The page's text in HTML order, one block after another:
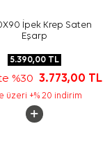
İpek Krep Saten
Eşarp
5.390,00TL
%30 3.773,00 TL
üzeri +% 20 indirim